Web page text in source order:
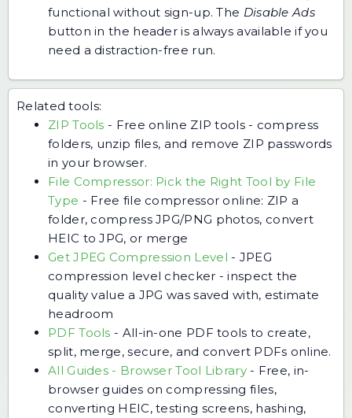
functional without sign-up. The Disable Ads
button in the header is always available if you
need a distraction-free run.
Related tools:
ZIP Tools - Free online ZIP tools - compress
folders, unzip files, and remove ZIP passwords
in your browser.
File Compressor: Pick the Right Tool by File
Type - Free file compressor online: ZIP a
folder, compress JPG/PNG photos, convert
HEIC to JPG, or merge
Get JPEG Compression Level - JPEG
compression level checker - inspect the
quality value a JPG was saved with, estimate
headroom
PDF Tools - All-in-one PDF tools to create,
split, merge, secure, and convert PDFs online.
All Guides - Browser Tool Library- Free, in-
browser guides on compressing files,
converting HEIC, testing screens, hashing,